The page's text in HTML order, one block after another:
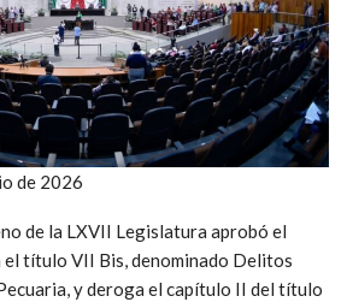
de 2026
de la LXVII Legislatura aprobó el
el título VII Bis, denominado Delitos
y deroga el capítulo II del título